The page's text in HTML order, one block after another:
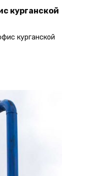
курганской
курганской